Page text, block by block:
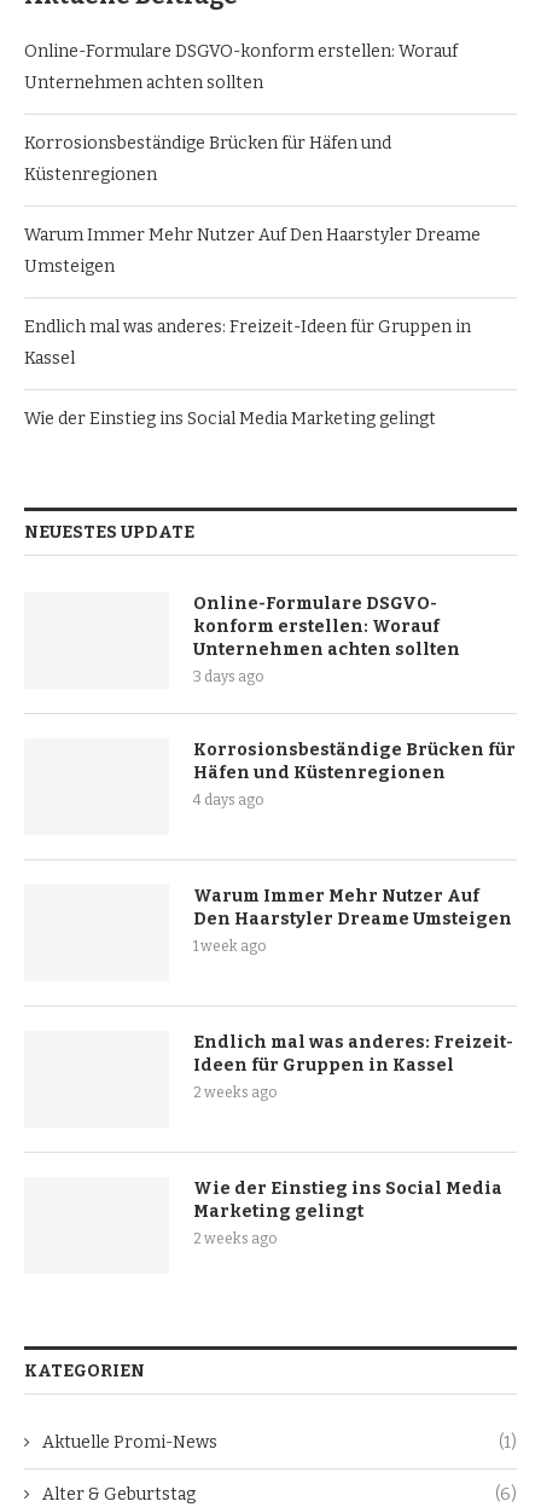
Online-Formulare DSGVO-konform erstellen: Worauf
Unternehmen achten sollten
Korrosionsbeständige Brücken für Häfen und
Küstenregionen
Warum Immer Mehr Nutzer Auf Den Haarstyler Dreame
Umsteigen
Endlich mal was anderes: Freizeit-Ideen für Gruppen in
Kassel
Wie der Einstieg ins Social Media Marketing gelingt
NEUESTES UPDATE
Online-Formulare DSGVO-
konform erstellen: Worauf
Unternehmen achten sollten
3 days ago
Korrosionsbeständige Brücken für
Häfen und Küstenregionen
4 days ago
Warum Immer Mehr Nutzer Auf
Den Haarstyler Dreame Umsteigen
1 week ago
Endlich mal was anderes: Freizeit-
Ideen für Gruppen in Kassel
2 weeks ago
Wie der Einstieg ins Social Media
Marketing gelingt
2 weeks ago
KATEGORIEN
Aktuelle Promi-News (1)
Alter & Geburtstag (6)